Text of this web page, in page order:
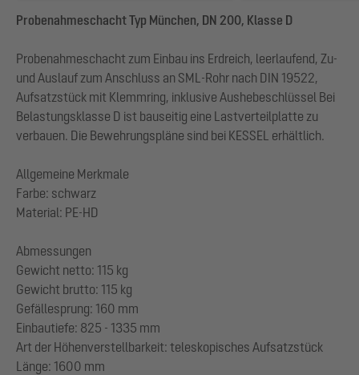
Probenahmeschacht Typ München, DN 200, Klasse D
Probenahmeschacht zum Einbau ins Erdreich, leerlaufend, Zu-
und Auslauf zum Anschluss an SML-Rohr nach DIN 19522,
Aufsatzstück mit Klemmring, inklusive Aushebeschlüssel Bei
Belastungsklasse D ist bauseitig eine Lastverteilplatte zu
verbauen. Die Bewehrungspläne sind bei KESSEL erhältlich.
Allgemeine Merkmale
Farbe: schwarz
Material: PE-HD
Abmessungen
Gewicht netto: 115 kg
Gewicht brutto: 115 kg
Gefällesprung: 160 mm
Einbautiefe: 825 - 1335 mm
Art der Höhenverstellbarkeit: teleskopisches Aufsatzstück
Länge: 1600 mm